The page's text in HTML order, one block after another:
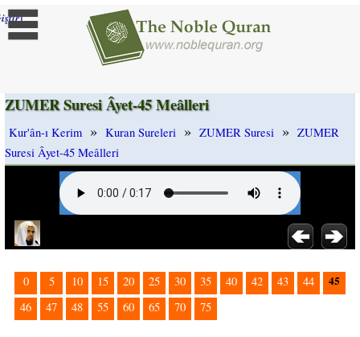
]
ZUMER Suresi Âyet-45 Meâlleri
Kur'ân-ı Kerim » Kuran Sureleri » ZUMER Suresi » ZUMER
Suresi Âyet-45 Meâlleri
0 5 10 15 20 25 30 35 40 42 43 44 45
46 47 48 55 60 65 70 75